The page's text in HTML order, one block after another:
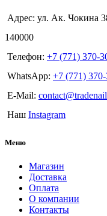
Адрес: ул. Ак. Чокина
140000
Телефон: +7 (771) 370-
WhatsApp: +7 (771)
E-Mail:
Наш Instagram
Меню
Магазин
Доставка
Оплата
О компании
Контакты